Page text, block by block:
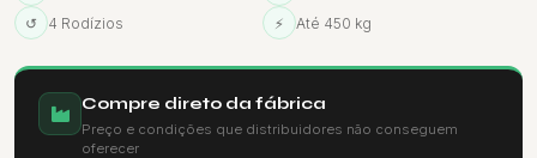
↺
4 Rodízios ⚡ Até 450 kg
Compre direto da fábrica
Preço e condições que distribuidores não conseguem
oferecer